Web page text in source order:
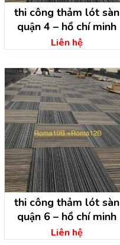
thi công thảm lót sàn
quận 4 – hồ chí minh
Liên hệ
thi công thảm lót sàn
quận 6 – hồ chí minh
Liên hệ